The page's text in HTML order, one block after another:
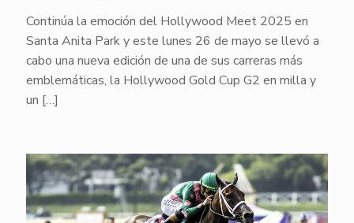
Continúa la emoción del Hollywood Meet 2025 en
Santa Anita Park y este lunes 26 de mayo se llevó a
cabo una nueva edición de una de sus carreras más
emblemáticas, la Hollywood Gold Cup G2 en milla y
un […]